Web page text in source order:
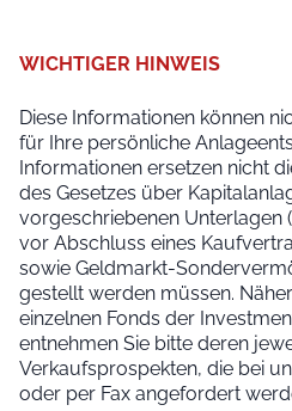
WICHTIGER HINWEIS
Diese Informationen können
für Ihre persönliche
Informationen ersetzen nicht
des Gesetzes über
vorgeschriebenen Unterlagen
vor Abschluss eines
sowie Geldmarkt-
gestellt werden müssen.
einzelnen Fonds der
entnehmen Sie bitte deren
Verkaufsprospekten, die bei
oder per Fax angefordert